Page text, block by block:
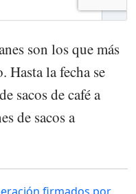
son los que más
Hasta la fecha se
sacos de café a
de sacos a